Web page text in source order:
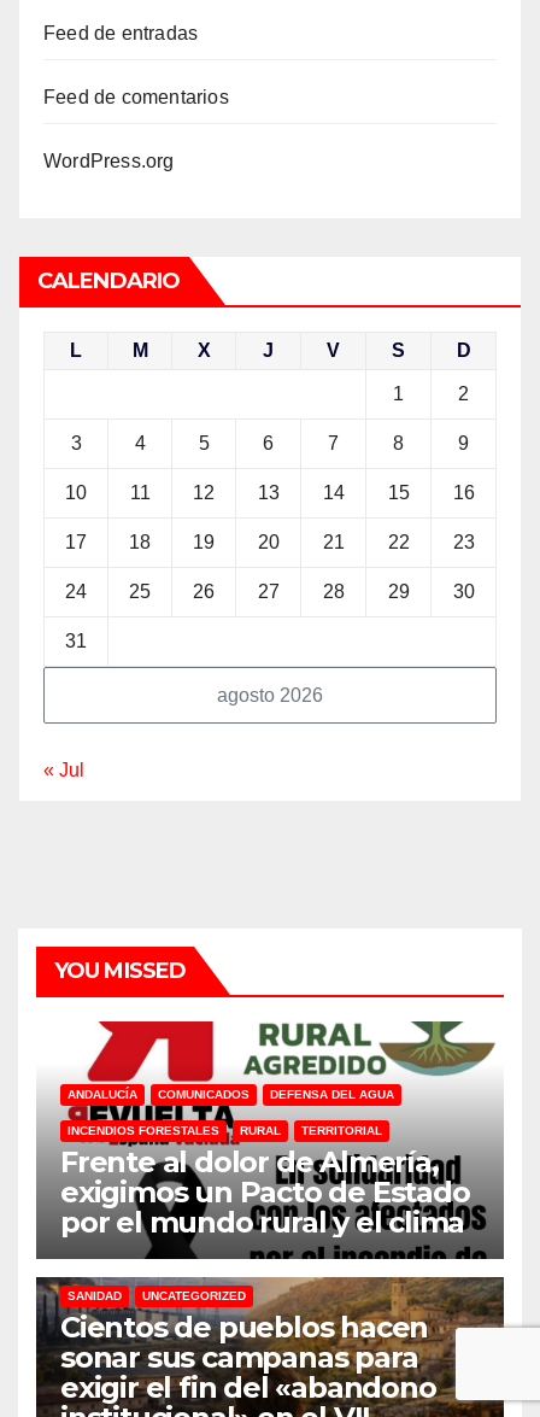
Feed de entradas
Feed de comentarios
WordPress.org
CALENDARIO
agosto 2026
L M X J V S D
1 2
3 4 5 6 7 8 9
10 11 12 13 14 15 16
17 18 19 20 21 22 23
24 25 26 27 28 29 30
31
« Jul
YOU MISSED
ANDALUCÍA COMUNICADOS DEFENSA DEL AGUA
INCENDIOS FORESTALES RURAL TERRITORIAL
Frente al dolor de Almería,
exigimos un Pacto de Estado
por el mundo rural y el clima
31M DEFENSA DEL AGUA DESPOBLACION FERROCARRIL
MACROGRANJAS PLANTAS BIOGÁS RENOVABLES
SANIDAD UNCATEGORIZED
Cientos de pueblos hacen
sonar sus campanas para
exigir el fin del «abandono